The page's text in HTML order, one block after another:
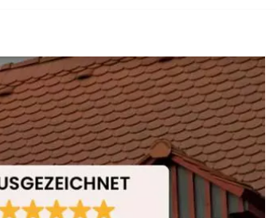
Dachdeckermeister für Undenheim –